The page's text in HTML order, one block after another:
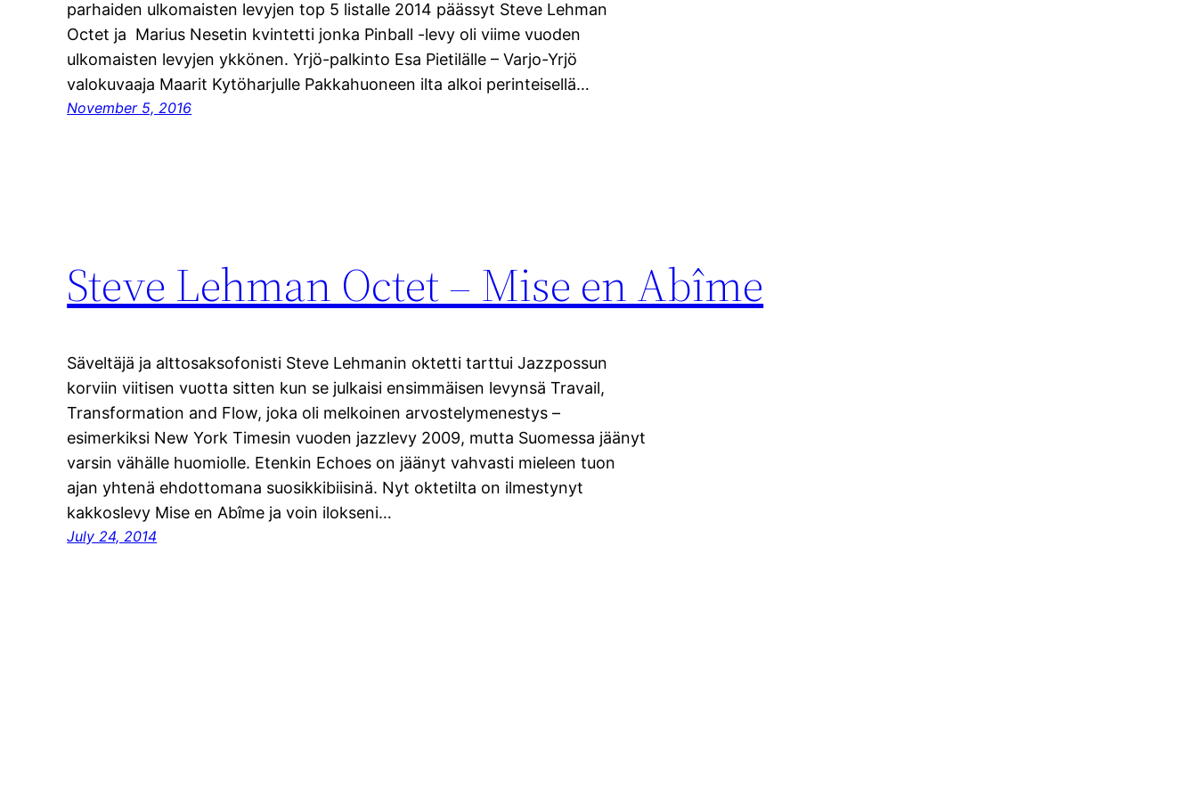
parhaiden ulkomaisten levyjen top 5 listalle 2014 päässyt Steve Lehman
Octet ja Marius Nesetin kvintetti jonka Pinball -levy oli viime vuoden
ulkomaisten levyjen ykkönen. Yrjö-palkinto Esa Pietilälle – Varjo-Yrjö
valokuvaaja Maarit Kytöharjulle Pakkahuoneen ilta alkoi perinteisellä…
November 5, 2016
Steve Lehman Octet – Mise en Abîme
Säveltäjä ja alttosaksofonisti Steve Lehmanin oktetti tarttui Jazzpossun
korviin viitisen vuotta sitten kun se julkaisi ensimmäisen levynsä Travail,
Transformation and Flow, joka oli melkoinen arvostelymenestys –
esimerkiksi New York Timesin vuoden jazzlevy 2009, mutta Suomessa jäänyt
varsin vähälle huomiolle. Etenkin Echoes on jäänyt vahvasti mieleen tuon
ajan yhtenä ehdottomana suosikkibiisinä. Nyt oktetilta on ilmestynyt
kakkoslevy Mise en Abîme ja voin ilokseni…
July 24, 2014